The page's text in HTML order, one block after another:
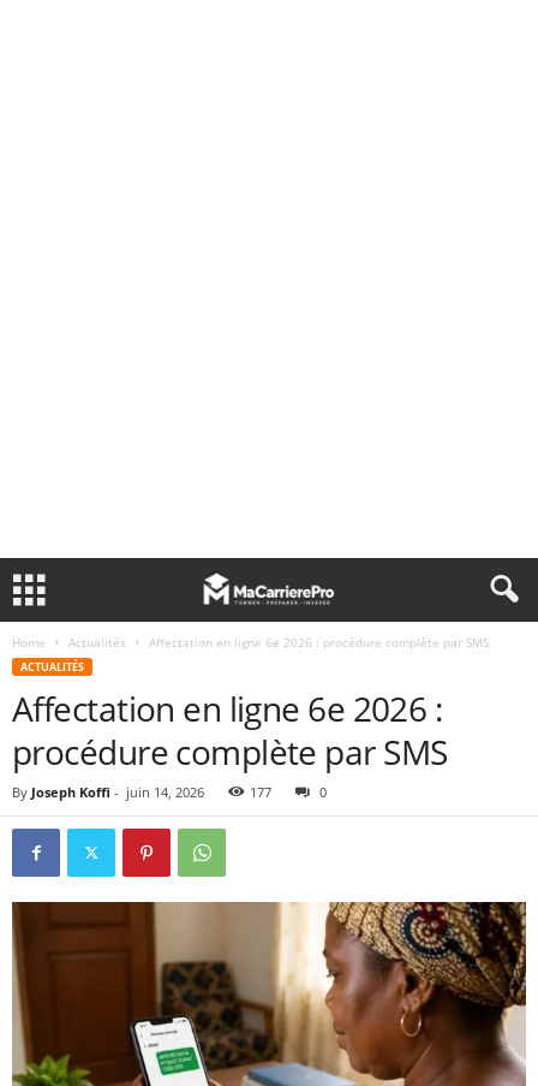
Home Actualités Affectation en ligne 6e 2026 : procédure complète par SMS
ACTUALITÉS
Affectation en ligne 6e 2026 :
procédure complète par SMS
By Joseph Koffi - juin 14, 2026 177 0